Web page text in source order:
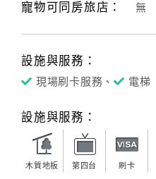
寵物可同房旅店： 無
設施與服務：
現場刷卡服務、 電梯
設施與服務：
木質地板 第四台 刷卡